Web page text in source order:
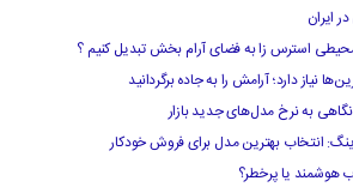
ایران
استرس زا به فضای آرام بخش تبدیل کنیم ؟
نیاز دارد؛ آرامش را به جاده برگردانید
به نرخ مدل‌های جدید بازار
انتخاب بهترین مدل برای فروش خودکار
هوشمند یا پرخطر؟